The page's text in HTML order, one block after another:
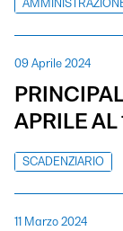
09 Aprile 2024
APRILE
SCADENZIARIO
11 Marzo 2024